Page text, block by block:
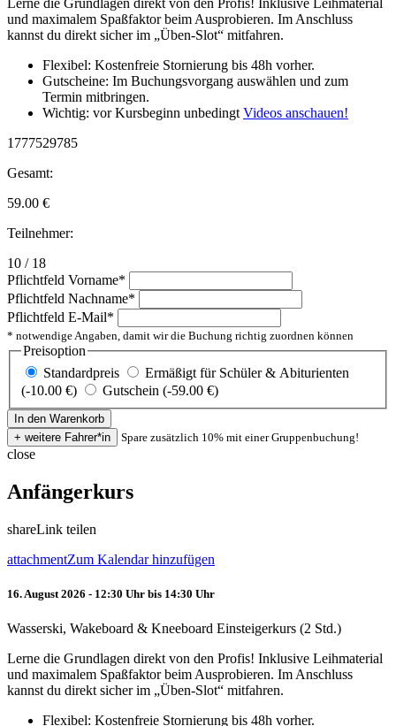
und maximalem Spaßfaktor beim Ausprobieren. Im Anschluss
kannst du direkt sicher im „Üben-Slot“ mitfahren.
Flexibel: Kostenfreie Stornierung bis 48h vorher.
Gutscheine: Im Buchungsvorgang auswählen und zum
Termin mitbringen.
Wichtig: vor Kursbeginn unbedingt Videos anschauen!
1777529785
Gesamt:
59.00 €
Teilnehmer:
10 / 18
Pflichtfeld Vorname*
Pflichtfeld Nachname*
Pflichtfeld E-Mail*
* notwendige Angaben, damit wir die Buchung richtig zuordnen können
Preisoption
Standardpreis
Ermäßigt für Schüler & Abiturienten
(-10.00 €)
Gutschein (-59.00 €)
Spare zusätzlich 10% mit einer Gruppenbuchung!
close
Anfängerkurs
shareLink teilen
attachmentZum Kalendar hinzufügen
16. August 2026 - 12:30 Uhr bis 14:30 Uhr
Wasserski, Wakeboard & Kneeboard Einsteigerkurs (2 Std.)
Lerne die Grundlagen direkt von den Profis! Inklusive Leihmaterial
und maximalem Spaßfaktor beim Ausprobieren. Im Anschluss
kannst du direkt sicher im „Üben-Slot“ mitfahren.
Flexibel: Kostenfreie Stornierung bis 48h vorher.